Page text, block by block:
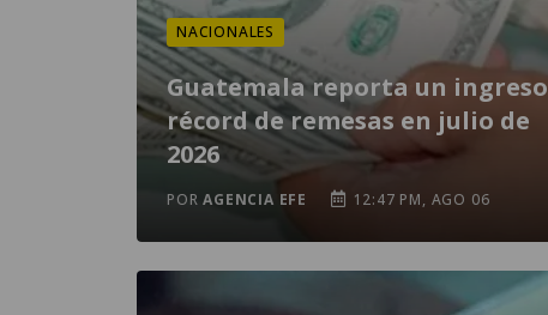
NACIONALES
Guatemala reporta un ingreso
récord de remesas en julio de
2026
PORAGENCIA EFE 12:47 PM, AGO 06